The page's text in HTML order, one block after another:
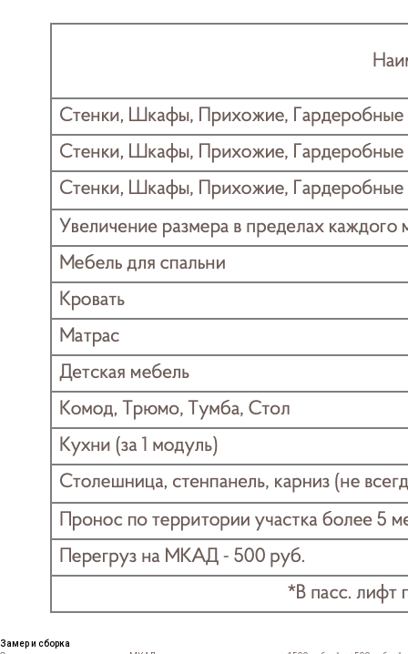
Замер и сборка